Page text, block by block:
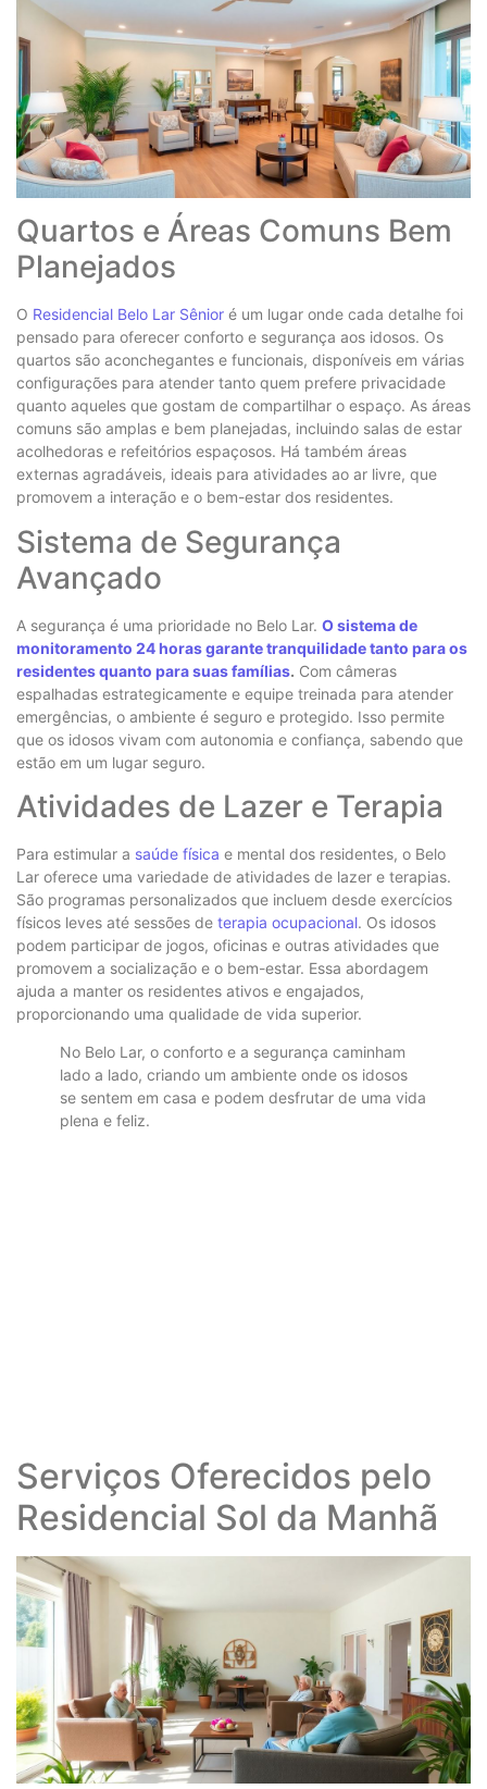
Quartos e Áreas Comuns Bem
Planejados
O Residencial Belo Lar Sênior é um lugar onde cada detalhe foi
pensado para oferecer conforto e segurança aos idosos. Os
quartos são aconchegantes e funcionais, disponíveis em várias
configurações para atender tanto quem prefere privacidade
quanto aqueles que gostam de compartilhar o espaço. As áreas
comuns são amplas e bem planejadas, incluindo salas de estar
acolhedoras e refeitórios espaçosos. Há também áreas
externas agradáveis, ideais para atividades ao ar livre, que
promovem a interação e o bem-estar dos residentes.
Sistema de Segurança
Avançado
A segurança é uma prioridade no Belo Lar. O sistema de
monitoramento 24 horas garante tranquilidade tanto para os
residentes quanto para suas famílias. Com câmeras
espalhadas estrategicamente e equipe treinada para atender
emergências, o ambiente é seguro e protegido. Isso permite
que os idosos vivam com autonomia e confiança, sabendo que
estão em um lugar seguro.
Atividades de Lazer e Terapia
Para estimular a saúde física e mental dos residentes, o Belo
Lar oferece uma variedade de atividades de lazer e terapias.
São programas personalizados que incluem desde exercícios
físicos leves até sessões de terapia ocupacional. Os idosos
podem participar de jogos, oficinas e outras atividades que
promovem a socialização e o bem-estar. Essa abordagem
ajuda a manter os residentes ativos e engajados,
proporcionando uma qualidade de vida superior.
No Belo Lar, o conforto e a segurança caminham
lado a lado, criando um ambiente onde os idosos
se sentem em casa e podem desfrutar de uma vida
plena e feliz.
Serviços Oferecidos pelo
Residencial Sol da Manhã